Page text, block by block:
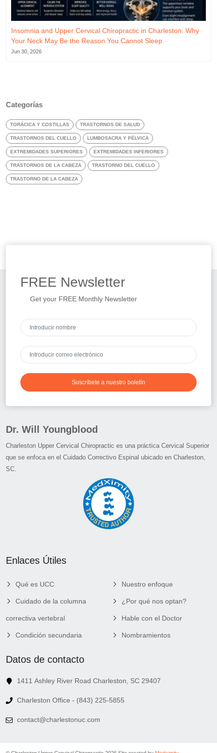
Insomnia and Upper Cervical Chiropractic in Charleston: Why
Your Neck May Be the Reason You Cannot Sleep
Jun 30, 2026
Categorías
TORÁCICA Y COSTILLAS TRASTORNOS DE SALUD
TRASTORNOS DEL CUELLO LUMBOSACRA Y PÉLVICA
EXTREMIDADES SUPERIORES EXTREMIDADES INFERIORES
TRASTORNOS DE LA CABEZA TRASTORNO DEL CUELLO
TRASTORNO DE LA CABEZA
FREE Newsletter
Get your FREE Monthly Newsletter
Suscríbete a nuestro boletín
Dr. Will Youngblood
Charleston Upper Cervical Chiropractic es una práctica Cervical Superior
que se enfoca en el Cuidado Correctivo Espinal ubicado en Charleston,
SC.
Enlaces Útiles
Qué es UCC
Cuidado de la columna
correctiva vertebral
Condición secundaria
Nuestro enfoque
¿Por qué nos optan?
Hable con el Doctor
Nombramientos
Datos de contacto
1411 Ashley River Road Charleston, SC 29407
Charleston Office - (843) 225-5855
contact@charlestonuc.com